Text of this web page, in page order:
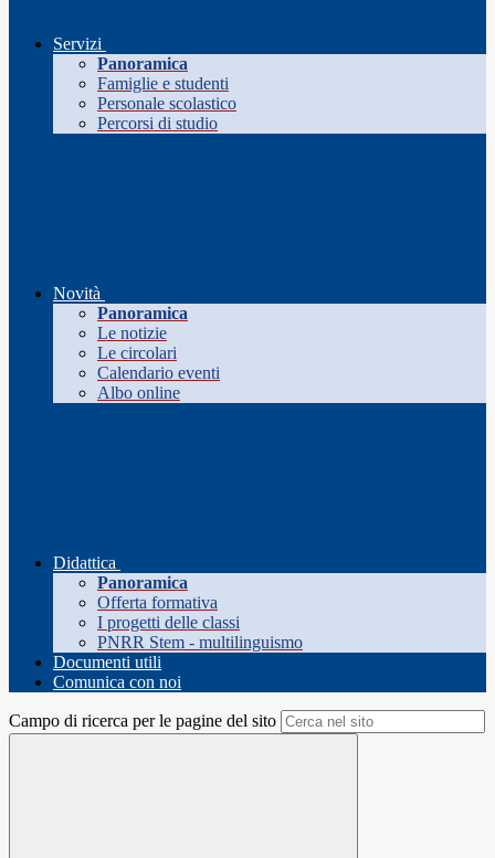
Servizi
Panoramica
Famiglie e studenti
Personale scolastico
Percorsi di studio
Novità
Panoramica
Le notizie
Le circolari
Calendario eventi
Albo online
Didattica
Panoramica
Offerta formativa
I progetti delle classi
PNRR Stem - multilinguismo
Documenti utili
Comunica con noi
Campo di ricerca per le pagine del sito